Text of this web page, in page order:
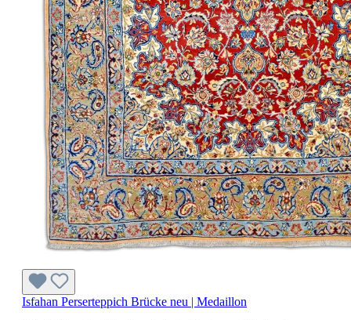
Isfahan Perserteppich Brücke neu | Medaillon